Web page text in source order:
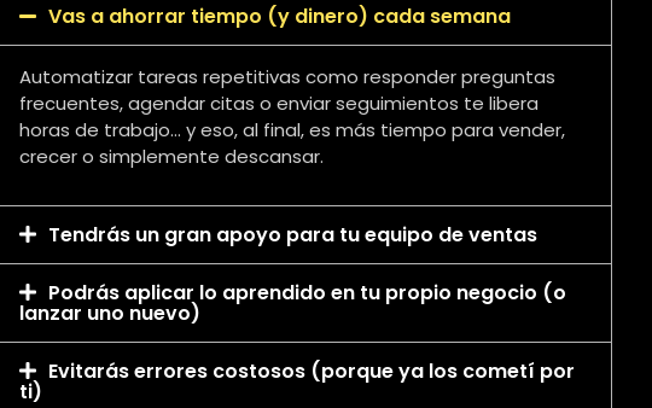
Vas a ahorrar tiempo (y dinero) cada semana
Automatizar tareas repetitivas como responder preguntas
frecuentes, agendar citas o enviar seguimientos te libera
horas de trabajo… y eso, al final, es más tiempo para vender,
crecer o simplemente descansar.
Tendrás un gran apoyo para tu equipo de ventas
Podrás aplicar lo aprendido en tu propio negocio (o
lanzar uno nuevo)
Evitarás errores costosos (porque ya los cometí por
ti)